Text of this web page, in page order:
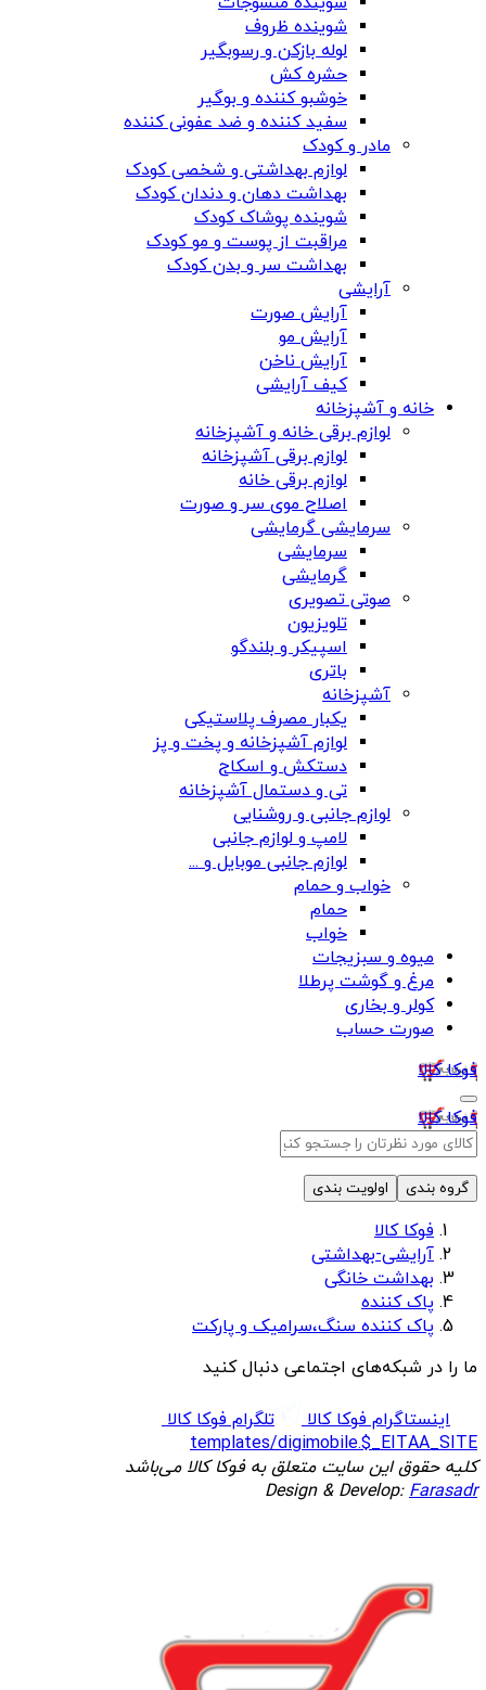
شوینده ظروف
لوله بازکن و رسوبگیر
حشره کش
خوشبو کننده و بوگیر
سفید کننده و ضد عفونی کننده
مادر و کودک
لوازم بهداشتی و شخصی کودک
بهداشت دهان و دندان کودک
شوینده پوشاک کودک
مراقبت از پوست و مو کودک
بهداشت سر و بدن کودک
آرایشی
آرایش صورت
آرایش مو
آرایش ناخن
کیف آرایشی
خانه و آشپزخانه
لوازم برقی خانه و آشپزخانه
لوازم برقی آشپزخانه
لوازم برقی خانه
اصلاح موی سر و صورت
سرمایشی گرمایشی
سرمایشی
گرمایشی
صوتی تصویری
تلویزیون
اسپیکر و بلندگو
باتری
آشپزخانه
یکبار مصرف پلاستیکی
لوازم آشپزخانه و پخت و پز
دستکش و اسکاج
تی و دستمال آشپزخانه
لوازم جانبی و روشنایی
لامپ و لوازم جانبی
لوازم جانبی موبایل و ...
خواب و حمام
حمام
خواب
میوه و سبزیجات
مرغ و گوشت پرطلا
کولر و بخاری
صورت حساب
فوکا کالا
فوکا کالا
گروه بندی اولویت بندی
فوکا کالا
آرایشی-بهداشتی
بهداشت خانگی
پاک کننده
پاک کننده سنگ،سرامیک و پارکت
ما را در شبکه‌های اجتماعی دنبال کنید
اینستاگرام فوکا کالا
تلگرام فوکا کالا
templates/digimobile.$_EITAA_SITE
کلیه حقوق این سایت متعلق به فوکا کالا می‌باشد
Design & Develop:Farasadr